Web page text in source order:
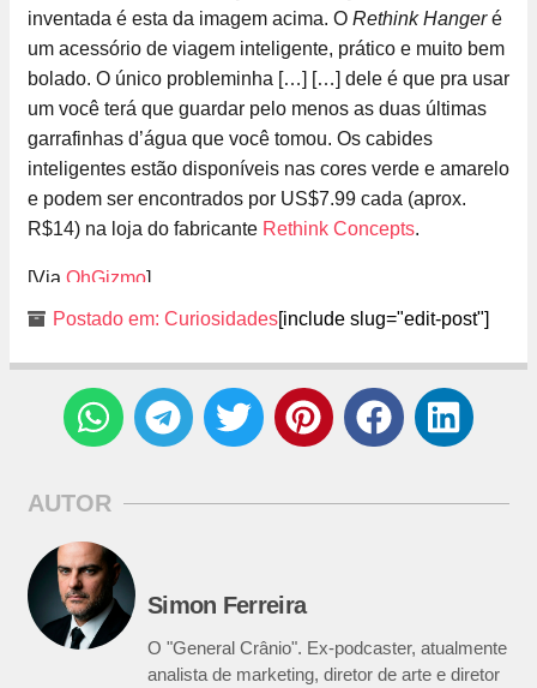
inventada é esta da imagem acima. O Rethink Hangeré
um acessório de viagem inteligente, prático e muito bem
bolado. O único probleminha […] […] dele é que pra usar
um você terá que guardar pelo menos as duas últimas
garrafinhas d’água que você tomou. Os cabides
inteligentes estão disponíveis nas cores verde e amarelo
e podem ser encontrados por US$7.99 cada (aprox.
R$14) na loja do fabricante Rethink Concepts.
[Via OhGizmo]
Postado em: Curiosidades[include slug="edit-post"]
AUTOR
Simon Ferreira
O "General Crânio". Ex-podcaster, atualmente
analista de marketing, diretor de arte e diretor